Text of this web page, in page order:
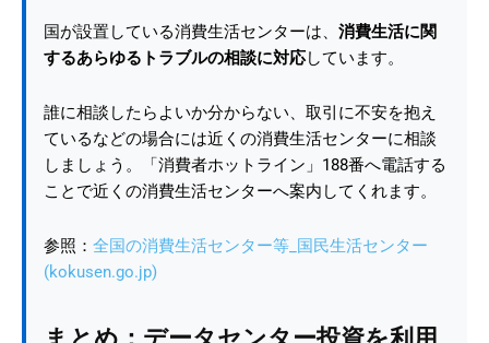
国が設置している消費生活センターは、 消費生活に関
するあらゆるトラブルの相談に対応しています。
誰に相談したらよいか分からない、取引に不安を抱え
ているなどの場合には近くの消費生活センターに相談
しましょう。「消費者ホットライン」188番へ電話する
ことで近くの消費生活センターへ案内してくれます。
参照： 全国の消費生活センター等_国民生活センター
(kokusen.go.jp)